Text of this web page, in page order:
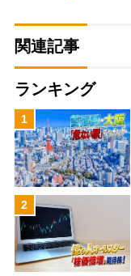
関連記事
ランキング
1
2